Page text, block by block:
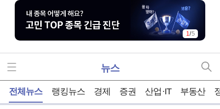
1/5
뉴스
전체뉴스 랭킹뉴스 경제 증권 산업·IT 부동산